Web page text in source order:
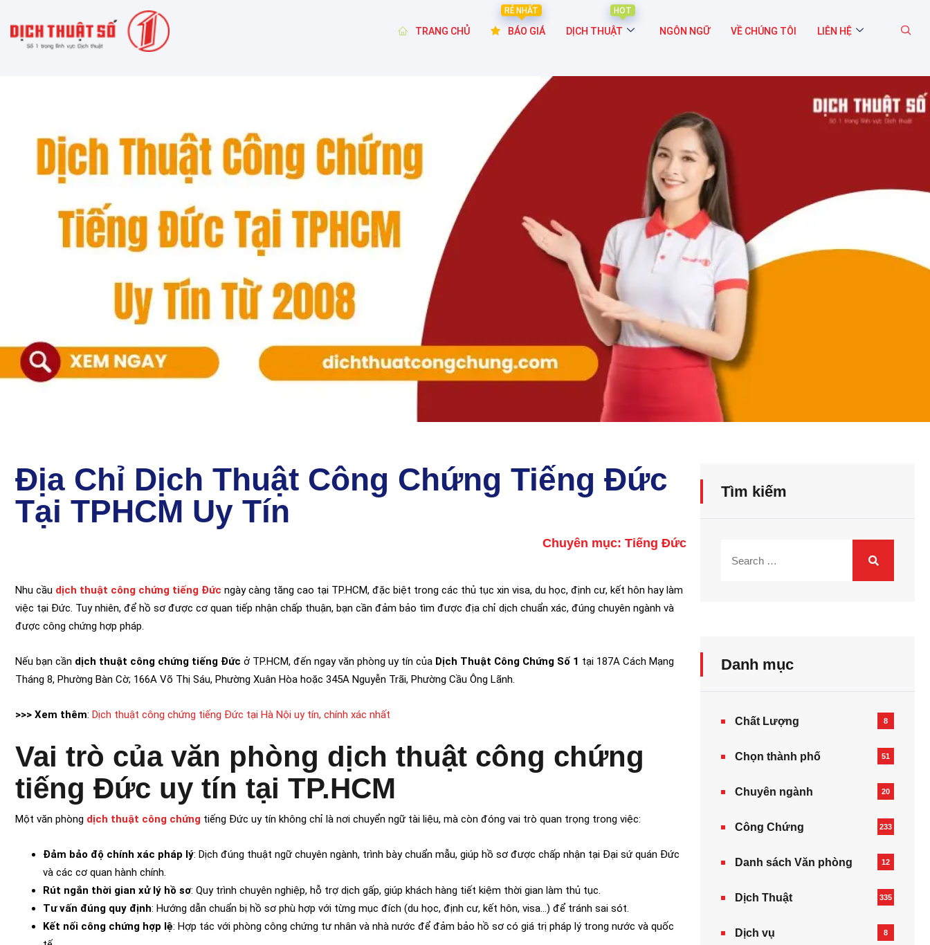
TRANG CHỦ
RẺ NHẤT
BÁO GIÁ
HOT
DỊCH THUẬT NGÔN NGỮ VỀ CHÚNG TÔI LIÊN HỆ
Địa Chỉ Dịch Thuật Công Chứng Tiếng Đức
Tại TPHCM Uy Tín
Chuyên mục: Tiếng Đức
Nhu cầu dịch thuật công chứng tiếng Đức ngày càng tăng cao tại TP.HCM, đặc biệt trong các thủ tục xin visa, du học, định cư, kết hôn hay làm
việc tại Đức. Tuy nhiên, để hồ sơ được cơ quan tiếp nhận chấp thuận, bạn cần đảm bảo tìm được địa chỉ dịch chuẩn xác, đúng chuyên ngành và
được công chứng hợp pháp.
Nếu bạn cần dịch thuật công chứng tiếng Đức ở TP.HCM, đến ngay văn phòng uy tín của Dịch Thuật Công Chứng Số 1 tại 187A Cách Mạng
Tháng 8, Phường Bàn Cờ; 166A Võ Thị Sáu, Phường Xuân Hòa hoặc 345A Nguyễn Trãi, Phường Cầu Ông Lãnh.
>>> Xem thêm: Dịch thuật công chứng tiếng Đức tại Hà Nội uy tín, chính xác nhất
Vai trò của văn phòng dịch thuật công chứng
tiếng Đức uy tín tại TP.HCM
Một văn phòng dịch thuật công chứng tiếng Đức uy tín không chỉ là nơi chuyển ngữ tài liệu, mà còn đóng vai trò quan trọng trong việc:
Đảm bảo độ chính xác pháp lý: Dịch đúng thuật ngữ chuyên ngành, trình bày chuẩn mẫu, giúp hồ sơ được chấp nhận tại Đại sứ quán Đức
và các cơ quan hành chính.
Rút ngắn thời gian xử lý hồ sơ: Quy trình chuyên nghiệp, hỗ trợ dịch gấp, giúp khách hàng tiết kiệm thời gian làm thủ tục.
Tư vấn đúng quy định: Hướng dẫn chuẩn bị hồ sơ phù hợp với từng mục đích (du học, định cư, kết hôn, visa…) để tránh sai sót.
Kết nối công chứng hợp lệ: Hợp tác với phòng công chứng tư nhân và nhà nước để đảm bảo hồ sơ có giá trị pháp lý trong nước và quốc
Tìm kiếm
Danh mục
Chất Lượng 8
Chọn thành phố 51
Chuyên ngành 20
Công Chứng 233
Danh sách Văn phòng 12
Dịch Thuật 335
Dịch vụ 8